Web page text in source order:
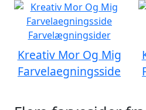
Kreativ Mor Og Mig
Farvelaegningsside